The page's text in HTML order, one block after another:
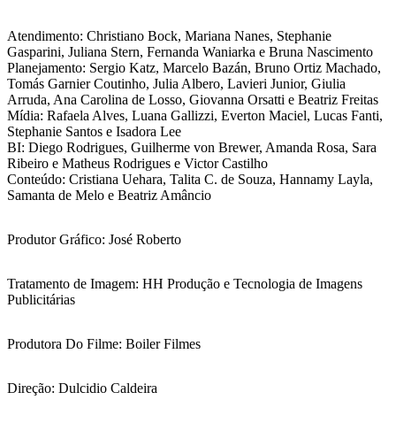
Atendimento: Christiano Bock, Mariana Nanes, Stephanie
Gasparini, Juliana Stern, Fernanda Waniarka e Bruna Nascimento
Planejamento: Sergio Katz, Marcelo Bazán, Bruno Ortiz Machado,
Tomás Garnier Coutinho, Julia Albero, Lavieri Junior, Giulia
Arruda, Ana Carolina de Losso, Giovanna Orsatti e Beatriz Freitas
Mídia: Rafaela Alves, Luana Gallizzi, Everton Maciel, Lucas Fanti,
Stephanie Santos e Isadora Lee
BI: Diego Rodrigues, Guilherme von Brewer, Amanda Rosa, Sara
Ribeiro e Matheus Rodrigues e Victor Castilho
Conteúdo: Cristiana Uehara, Talita C. de Souza, Hannamy Layla,
Samanta de Melo e Beatriz Amâncio
Produtor Gráfico: José Roberto
Tratamento de Imagem: HH Produção e Tecnologia de Imagens
Publicitárias
Produtora Do Filme: Boiler Filmes
Direção: Dulcidio Caldeira